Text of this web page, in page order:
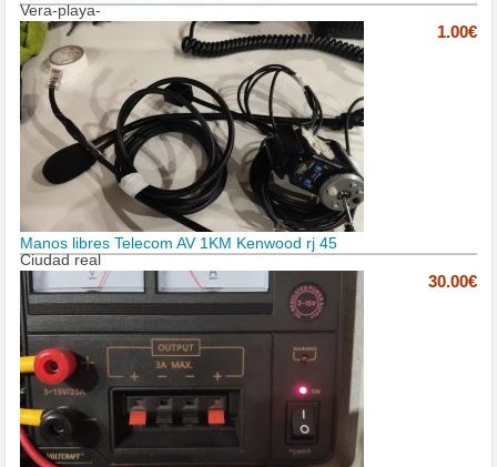
Vera-playa-
1.00€
Manos libres Telecom AV 1KM Kenwood rj 45
Ciudad real
30.00€